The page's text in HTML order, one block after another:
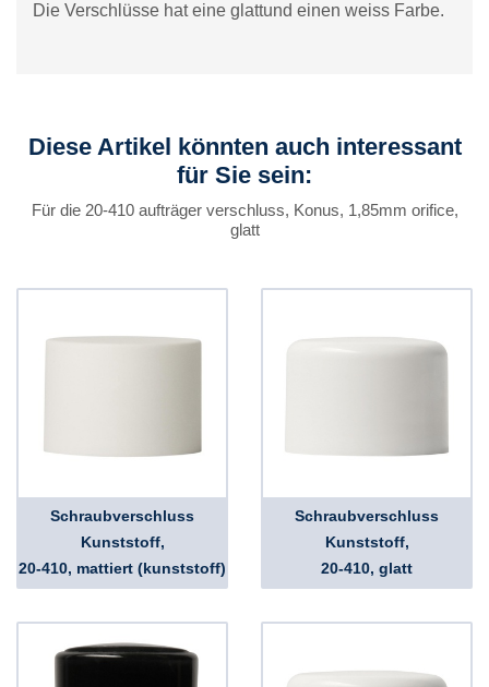
Die Verschlüsse hat eine glattund einen weiss Farbe.
Diese Artikel könnten auch interessant
für Sie sein:
Für die 20-410 aufträger verschluss, Konus, 1,85mm orifice,
glatt
Schraubverschluss
Kunststoff,
20-410, mattiert (kunststoff)
Schraubverschluss
Kunststoff,
20-410, glatt